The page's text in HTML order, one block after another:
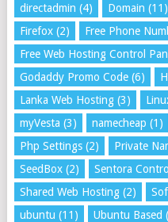
directadmin (4) Domain (11)
Firefox(2) Free Phone
Free Web Hosting Control
Godaddy Promo Code(6)
Lanka Web Hosting(3)
myVesta (3) namecheap (1)
Php Settings(2) Private
SeedBox(2) Sentora
Shared Web Hosting(2)
ubuntu (11) Ubuntu Based